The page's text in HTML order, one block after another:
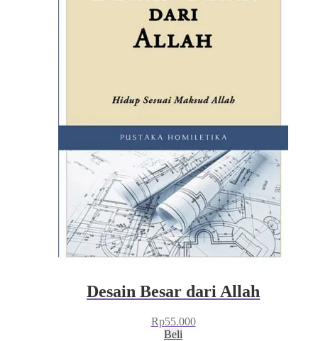
Desain Besar dari Allah
Rp55.000
Beli